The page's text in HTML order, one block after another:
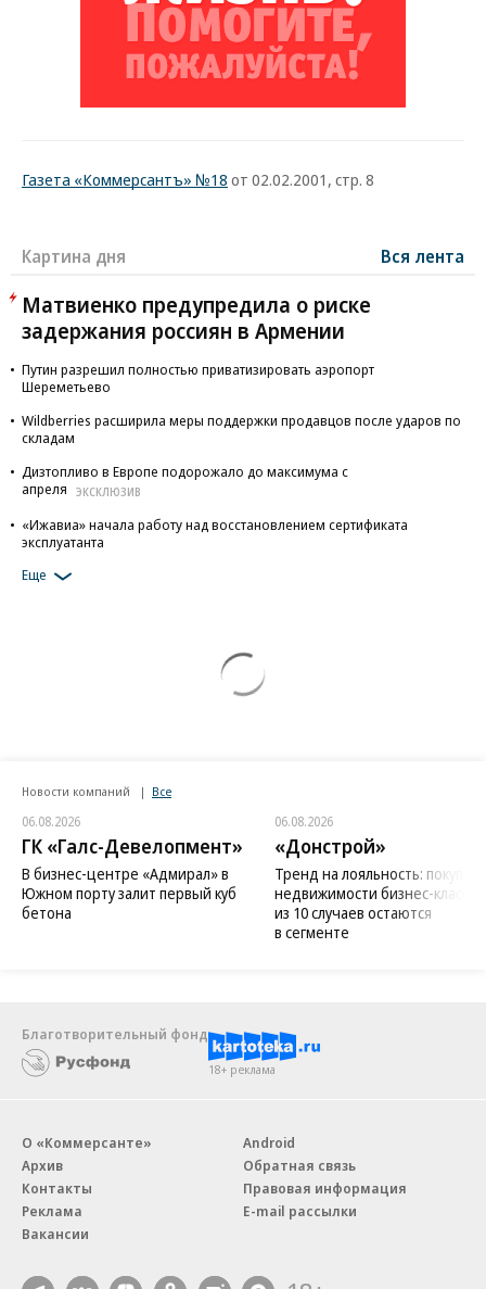
Газета «Коммерсантъ» №18 от 02.02.2001, стр. 8
Картина дня Вся лента
Матвиенко предупредила о риске
задержания россиян в Армении
Путин разрешил полностью приватизировать аэропорт
Шереметьево
Wildberries расширила меры поддержки продавцов после ударов по
складам
Дизтопливо в Европе подорожало до максимума с
апреля
ЭКСКЛЮЗИВ
«Ижавиа» начала работу над восстановлением сертификата
эксплуатанта
Еще
Новости компаний Все
06.08.2026
ГК «Галс-Девелопмент»
В бизнес-центре «Адмирал» в
Южном порту залит первый куб
бетона
06.08.2026
«Донстрой»
Тренд на лояльность:
недвижимости бизнес-класса
из 10 случаев остаются
в сегменте
Благотворительный фонд
18+ реклама
О «Коммерсанте»
Архив
Контакты
Реклама
Вакансии
Android
Обратная связь
Правовая информация
E-mail рассылки